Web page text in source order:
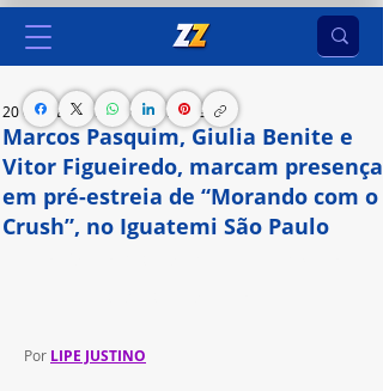
Marcos Pasquim, Giulia Benite e
Vitor Figueiredo, marcam presença
em pré-estreia de “Morando com o
Crush”, no Iguatemi São Paulo
20 de mai. de 2024 4 min de leitura
Por LIPE JUSTINO